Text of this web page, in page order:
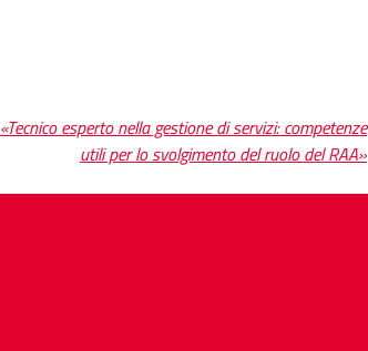
«Tecnico esperto nella gestione di servizi: competenze
utili per lo svolgimento del ruolo del RAA»